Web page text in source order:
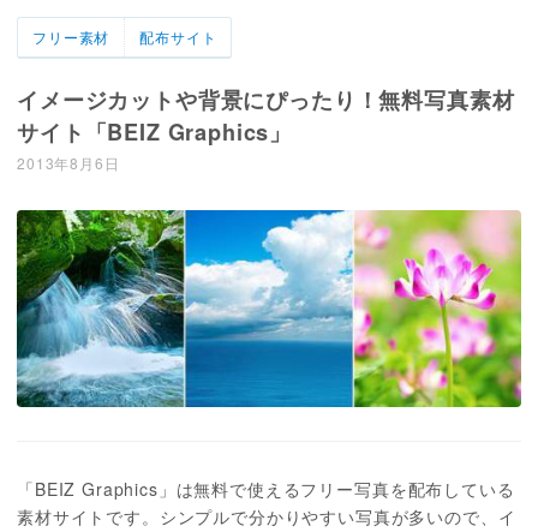
フリー素材 配布サイト
イメージカットや背景にぴったり！無料写真素材
サイト「BEIZ Graphics」
2013年8月6日
「BEIZ Graphics」は無料で使えるフリー写真を配布している
素材サイトです。シンプルで分かりやすい写真が多いので、イ